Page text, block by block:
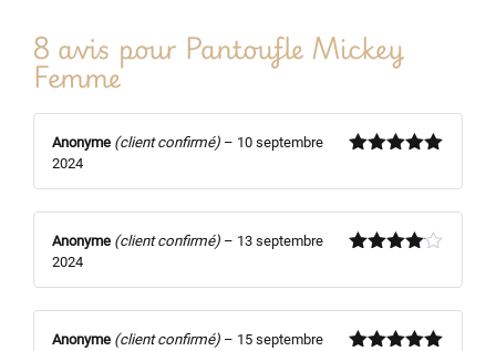
8 avis pour Pantoufle Mickey
Femme
5
Anonyme (client confirmé) – 10 septembre
2024
sur 5
Anonyme (client confirmé) – 13 septembre
2024
Anonyme (client confirmé) – 15 septembre